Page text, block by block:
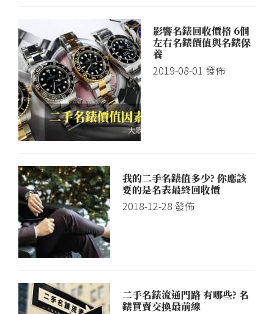
影響名錶回收價格 6個
左右名錶價值與名錶保
養
2019-08-01 發佈
我的二手名錶值多少? 你應該
要的是名表最終回收價
2018-12-28 發佈
二手名錶流通門路 有哪些? 名
錶買賣交換最前線